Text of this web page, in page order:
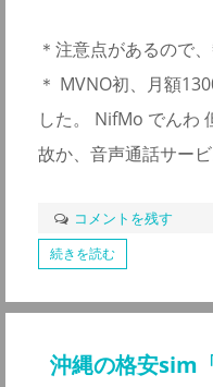
＊注意点があるので
＊ MVNO初、月額
した。 NifMo でんわ
故か、音声通話サー
コメントを残す
続きを読む
沖縄の格安sim